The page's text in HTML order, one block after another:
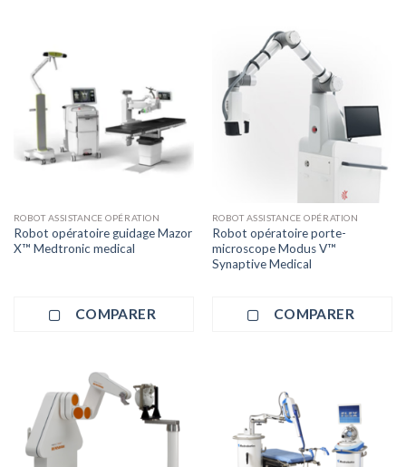
ROBOT ASSISTANCE OPÉRATION
Robot opératoire guidage Mazor
X™ Medtronic medical
COMPARER
ROBOT ASSISTANCE OPÉRATION
Robot opératoire porte-
microscope Modus V™
Synaptive Medical
COMPARER